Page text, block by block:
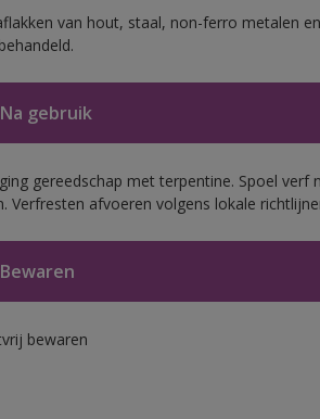
van hout, staal, non-ferro metalen
Na gebruik
gereedschap met terpentine. Spoel
Verfresten afvoeren volgens lokale
Bewaren
bewaren